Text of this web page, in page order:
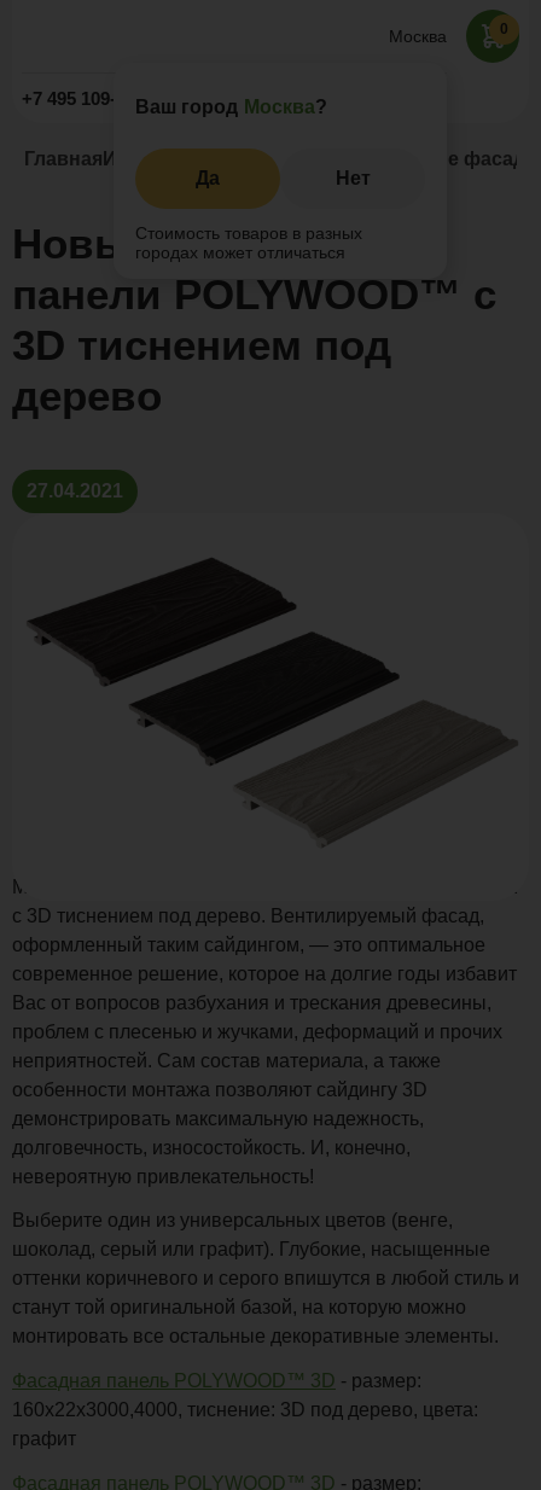
Москва
Ваш город Москва?
Да Нет
Стоимость товаров в разных
городах может отличаться
+7 495 109-52-09 Заказать звонок
0
Главная Информация Новости и акции Новые
Новые фасадные
панели POLYWOOD™ с
3D тиснением под
дерево
27.04.2021
Хотите обновить фасад здания? Компания Поливуд с
Мы представляем Вам новые фасадные панели из ДПК
с 3D тиснением под дерево. Вентилируемый фасад,
оформленный таким сайдингом, — это оптимальное
современное решение, которое на долгие годы избавит
Вас от вопросов разбухания и трескания древесины,
проблем с плесенью и жучками, деформаций и прочих
неприятностей. Сам состав материала, а также
особенности монтажа позволяют сайдингу 3D
демонстрировать максимальную надежность,
долговечность, износостойкость. И, конечно,
невероятную привлекательность!
Выберите один из универсальных цветов (венге,
шоколад, серый или графит). Глубокие, насыщенные
оттенки коричневого и серого впишутся в любой стиль и
станут той оригинальной базой, на которую можно
монтировать все остальные декоративные элементы.
Фасадная панель POLYWOOD™ 3D - размер:
160х22х3000,4000, тиснение: 3D под дерево, цвета:
графит
Фасадная панель POLYWOOD™ 3D - размер: